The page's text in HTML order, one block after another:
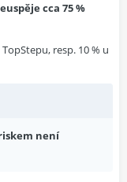
cca 75 %
resp. 10 % u
není